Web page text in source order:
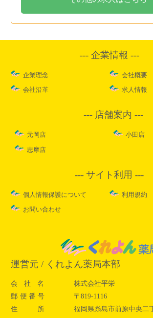
企業情報
企業理念 会社概要
会社沿革 求人情報
店舗案内
元岡店 小田店
志摩店
サイト利用
個人情報保護について 利用規約
お問い合わせ
運営元 / くれよん薬局本部
会社名
株式会社平栄
郵便番号
〒819-1116
住 所
福岡県糸島市前原中央二